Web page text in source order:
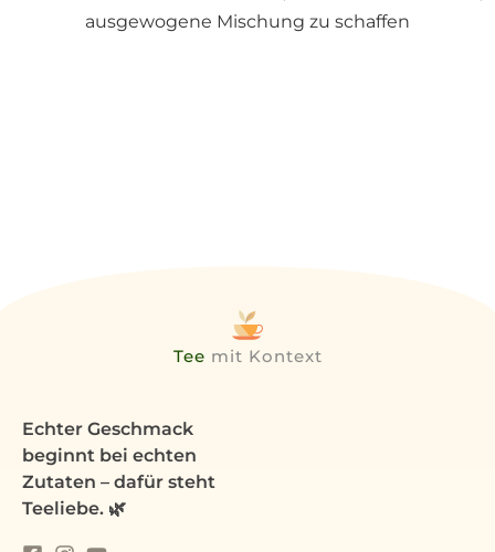
ausgewogene Mischung zu schaffen
Tee mit Kontext
Echter Geschmack
beginnt bei echten
Zutaten – dafür steht
Teeliebe. 🌿